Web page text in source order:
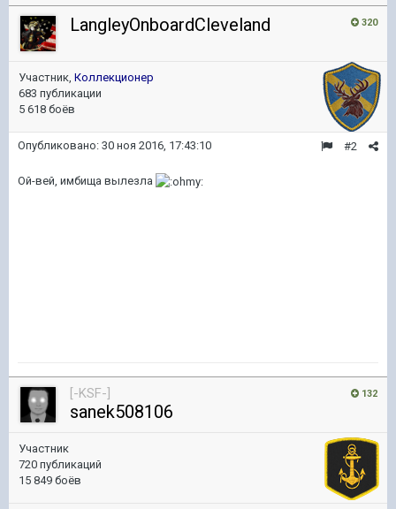
320
LangleyOnboardCleveland
Участник, Коллекционер
683 публикации
5 618 боёв
#2
Опубликовано: 30 ноя 2016, 17:43:10
Ой-вей, имбища вылезла
132
[-KSF-]
sanek508106
Участник
720 публикаций
15 849 боёв